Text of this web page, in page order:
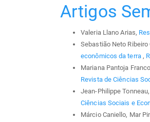
Artigos
Valeria Llano Arias,
Sebastião Neto
econômicos da terra ,
Mariana Pantoja
Revista de Ciências
Jean-Philippe
Ciências Sociais e
Márcio Caniello, Mar